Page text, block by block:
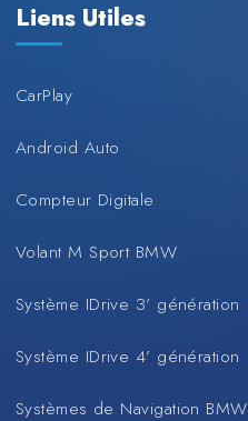
Liens Utiles
CarPlay
Android Auto
Compteur Digitale
Volant M Sport BMW
Système IDrive 3’ génération
Système IDrive 4’ génération
Systèmes de Navigation BMW